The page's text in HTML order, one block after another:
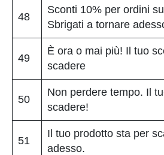
48
Sconti 10% per ordini
Sbrigati a tornare
49
È ora o mai più! Il tuo
scadere
50
Non perdere tempo. Il
scadere!
51
Il tuo prodotto sta per
adesso.